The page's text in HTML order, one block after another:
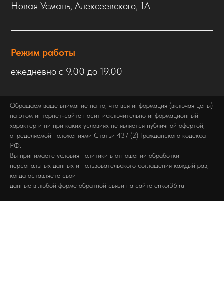
Новая Усмань, Алексеевского, 1А
Режим работы
ежедневно с 9.00 до 19.00
Обращаем ваше внимание на то, что вся информация (включая цены)
на этом интернет-сайте носит исключительно информационный
характер и ни при каких условиях не является публичной офертой,
определяемой положениями Статьи 437 (2) Гражданского кодекса
РФ.
Вы принимаете условия политики в отношении обработки
персональных данных и пользовательского соглашения каждый раз,
когда оставляете свои
данные в любой форме обратной связи на сайте enkor36.ru